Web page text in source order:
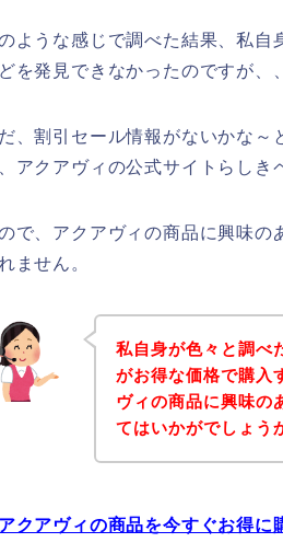
ような感じで調べた結果、私自
を発見できなかったのですが、
、割引セール情報がないかな～
アクアヴィの公式サイトらしき
で、アクアヴィの商品に興味の
ません。
私自身が色々と調べ
がお得な価格で購入
ヴィの商品に興味の
てはいかがでしょう
アクアヴィの商品を今すぐお得に